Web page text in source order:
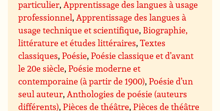
particulier,Apprentissage des langues à usage
professionnel,Apprentissage des langues à
usage technique et scientifique, Biographie,
littérature et études littéraires,Textes
classiques,Poésie,Poésie classique et d’avant
le 20e siècle,Poésie moderne et
contemporaine (à partir de 1900),Poésie d’un
seul auteur,Anthologies de poésie (auteurs
différents),Pièces de théâtre,Pièces de théâtre